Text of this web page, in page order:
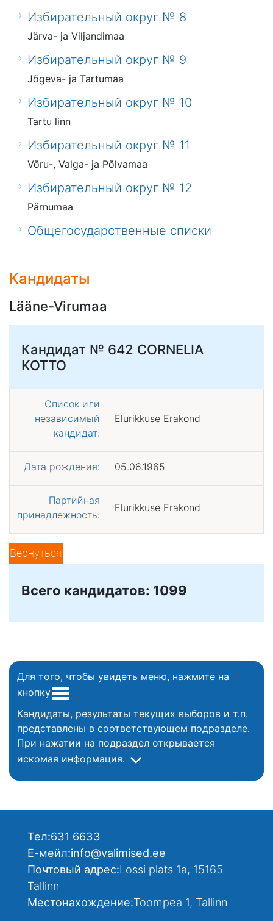
Избирательный округ № 8
Järva- ja Viljandimaa
Избирательный округ № 9
Jõgeva- ja Tartumaa
Избирательный округ № 10
Tartu linn
Избирательный округ № 11
Võru-, Valga- ja Põlvamaa
Избирательный округ № 12
Pärnumaa
Общегосударственные списки
Кандидаты
Lääne-Virumaa
Кандидат № 642 CORNELIA
KOTTO
Список или
независимый
кандидат:
Elurikkuse Erakond
Дата рождения: 05.06.1965
Партийная
принадлежность:
Elurikkuse Erakond
Вернуться
Всего кандидатов: 1099
Для того, чтобы увидеть меню, нажмите на
кнопку
Кандидаты, результаты текущих выборов и т.п.
представлены в соответствующем подразделе.
При нажатии на подраздел открывается
искомая информация.
Тел:631 6633
Е-мейл:info@valimised.ee
Почтовый адрес:Lossi plats 1a, 15165
Tallinn
Местонахождение:Toompea 1, Tallinn